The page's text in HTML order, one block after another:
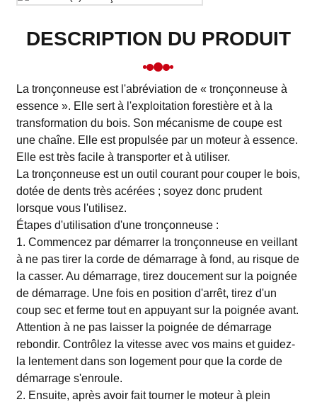
DESCRIPTION DU PRODUIT
La tronçonneuse est l'abréviation de « tronçonneuse à
essence ». Elle sert à l'exploitation forestière et à la
transformation du bois. Son mécanisme de coupe est
une chaîne. Elle est propulsée par un moteur à essence.
Elle est très facile à transporter et à utiliser.
La tronçonneuse est un outil courant pour couper le bois,
dotée de dents très acérées ; soyez donc prudent
lorsque vous l'utilisez.
Étapes d'utilisation d'une tronçonneuse :
1. Commencez par démarrer la tronçonneuse en veillant
à ne pas tirer la corde de démarrage à fond, au risque de
la casser. Au démarrage, tirez doucement sur la poignée
de démarrage. Une fois en position d'arrêt, tirez d'un
coup sec et ferme tout en appuyant sur la poignée avant.
Attention à ne pas laisser la poignée de démarrage
rebondir. Contrôlez la vitesse avec vos mains et guidez-
la lentement dans son logement pour que la corde de
démarrage s'enroule.
2. Ensuite, après avoir fait tourner le moteur à plein